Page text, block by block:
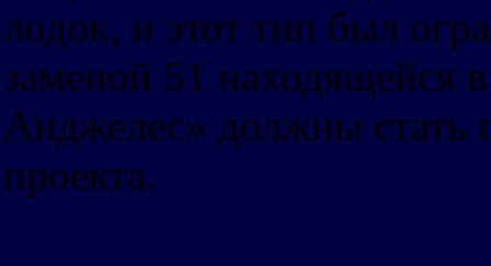
лодок, и этот тип был
заменой 51 находящейся
Анджелес» должны стать
проекта.